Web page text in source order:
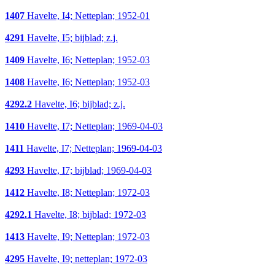
1407 Havelte, I4; Netteplan; 1952-01
4291 Havelte, I5; bijblad; z.j.
1409 Havelte, I6; Netteplan; 1952-03
1408 Havelte, I6; Netteplan; 1952-03
4292.2 Havelte, I6; bijblad; z.j.
1410 Havelte, I7; Netteplan; 1969-04-03
1411 Havelte, I7; Netteplan; 1969-04-03
4293 Havelte, I7; bijblad; 1969-04-03
1412 Havelte, I8; Netteplan; 1972-03
4292.1 Havelte, I8; bijblad; 1972-03
1413 Havelte, I9; Netteplan; 1972-03
4295 Havelte, I9; netteplan; 1972-03